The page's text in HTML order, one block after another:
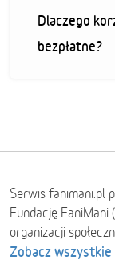
Dlaczego
bezpłatne?
Serwis fanimani.pl
Fundację FaniMani
organizacji
Zobacz wszystkie